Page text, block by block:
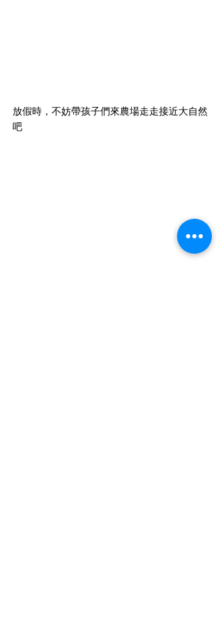
放假時，不妨帶孩子們來農場走走接近大自然
吧